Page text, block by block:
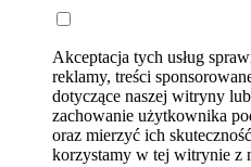
Akceptacja tych usług
reklamy, treści
dotyczące naszej witryny
zachowanie użytkownika
oraz mierzyć ich
korzystamy w tej witrynie z